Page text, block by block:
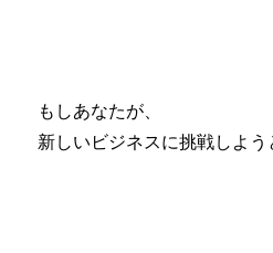
もしあなたが、
新しいビジネスに挑戦しよ